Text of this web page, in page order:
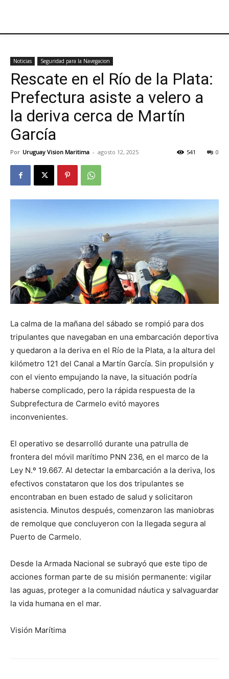
Noticias Seguridad para la Navegacion
Rescate en el Río de la Plata:
Prefectura asiste a velero a
la deriva cerca de Martín
García
Por Uruguay Vision Maritima - agosto 12, 2025 0
541
La calma de la mañana del sábado se rompió para dos
tripulantes que navegaban en una embarcación deportiva
y quedaron a la deriva en el Río de la Plata, a la altura del
kilómetro 121 del Canal a Martín García. Sin propulsión y
con el viento empujando la nave, la situación podría
haberse complicado, pero la rápida respuesta de la
Subprefectura de Carmelo evitó mayores
inconvenientes.
El operativo se desarrolló durante una patrulla de
frontera del móvil marítimo PNN 236, en el marco de la
Ley N.º 19.667. Al detectar la embarcación a la deriva, los
efectivos constataron que los dos tripulantes se
encontraban en buen estado de salud y solicitaron
asistencia. Minutos después, comenzaron las maniobras
de remolque que concluyeron con la llegada segura al
Puerto de Carmelo.
Desde la Armada Nacional se subrayó que este tipo de
acciones forman parte de su misión permanente: vigilar
las aguas, proteger a la comunidad náutica y salvaguardar
la vida humana en el mar.
Visión Marítima